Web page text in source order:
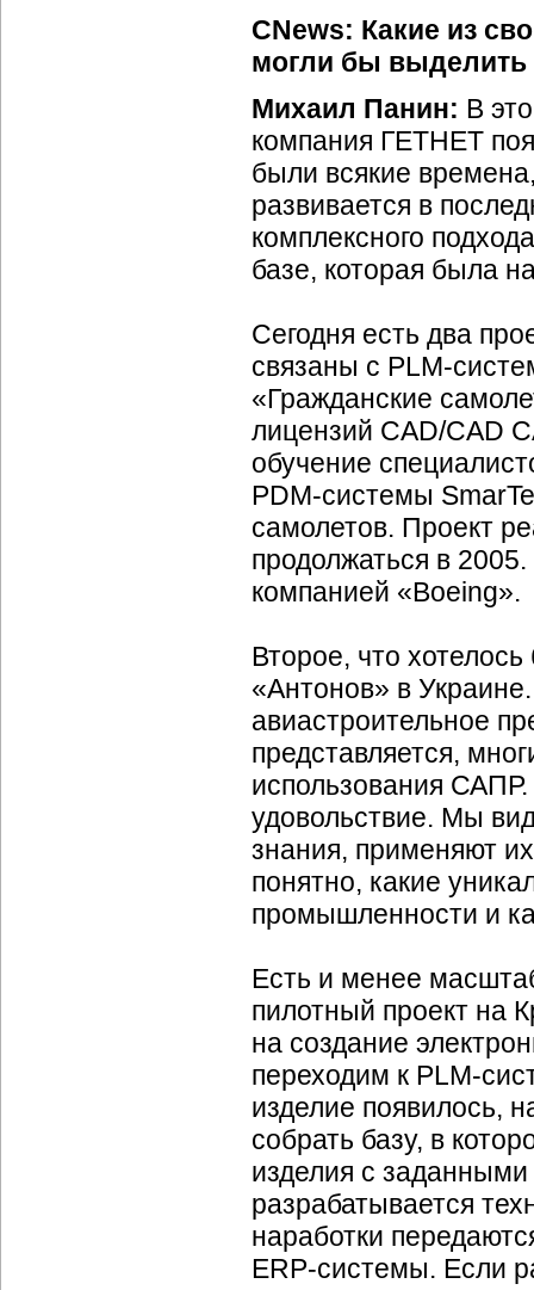
CNews: Какие из
могли бы выделить
Михаил Панин: В
компания ГЕТНЕТ
были всякие
развивается в
комплексного
базе, которая была
Сегодня есть два
связаны с PLM-
«Гражданские
лицензий СAD/CAD
обучение
PDM-cистемы
самолетов. Проект
продолжаться в
компанией «Boeing».
Второе, что
«Антонов» в
авиастроительное
представляется,
использования
удовольствие. Мы
знания, применяют
понятно, какие
промышленности и
Есть и менее
пилотный проект на
на создание
переходим к PLM-
изделие появилось,
собрать базу, в
изделия с
разрабатывается
наработки
ERP-системы. Если